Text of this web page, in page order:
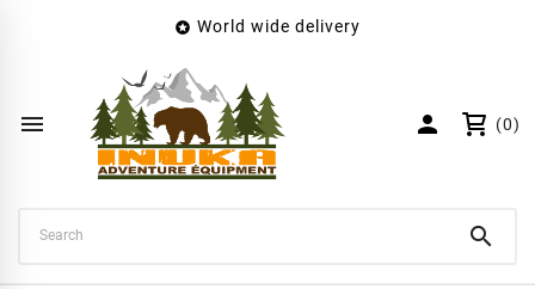
 World wide delivery
  (0)

Wishlist name